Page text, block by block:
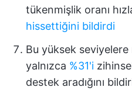
tükenmişlik oranı
hissettiğini bildirdi
Bu yüksek seviyelere
yalnızca %31'i
destek aradığını